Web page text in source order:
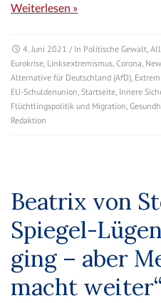
Weiterlesen »
4. Juni 2021 / In Politische Gewalt,
Eurokrise, Linksextremismus, Corona,
Alternative für Deutschland (AfD),
EU-Schuldenunion, Startseite, Innere
Flüchtlingspolitik und Migration,
Redaktion
Beatrix von
Spiegel-
ging – aber
macht weiter“